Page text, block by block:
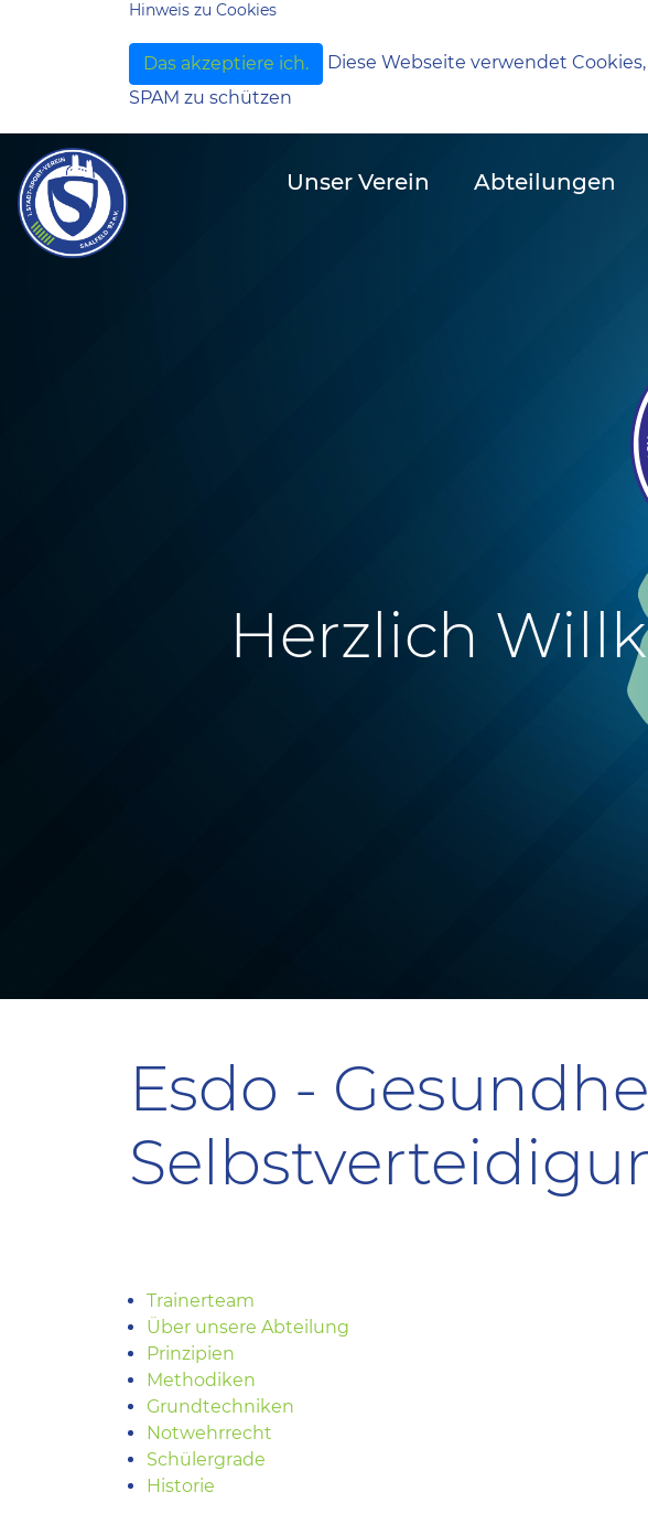
Hinweis zu Cookies
Das akzeptiere ich.
Diese Webseite verwendet
SPAM zu schützen
Unser Verein Abteilungen
Herzlich
Esdo -
Trainerteam
Über unsere Abteilung
Prinzipien
Methodiken
Grundtechniken
Notwehrrecht
Schülergrade
Historie